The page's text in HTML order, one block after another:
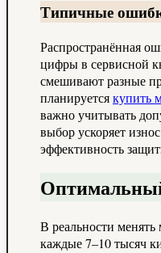
Типичные
Распространённая
цифры в сервисной
смешивают разные
планируетсякупить
важно учитывать
выбор ускоряет
эффективность
В реальности
каждые 7–10 тысяч